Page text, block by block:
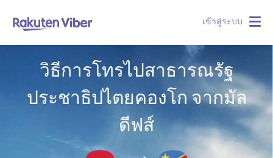
เข้าสู่ระบบ
วิธีการโทรไปสาธารณรัฐ
ประชาธิปไตยคองโก จากมัล
ดีฟส์